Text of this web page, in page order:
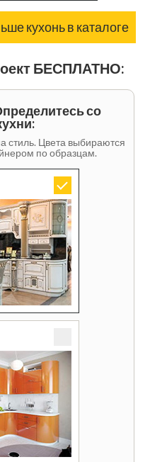
кухонь в каталоге
БЕСПЛАТНО:
со
стиль. Цвета выбираются
по образцам.